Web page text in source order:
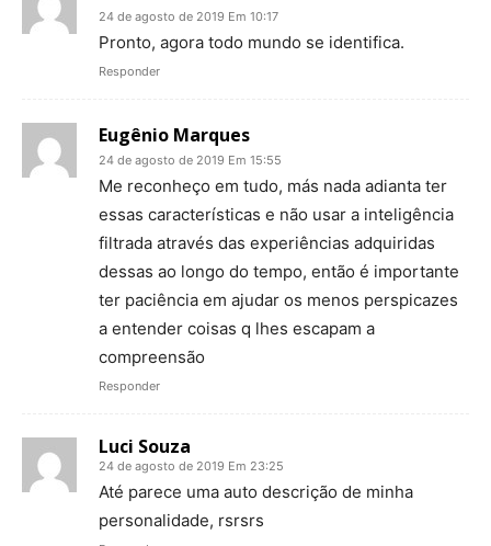
24 de agosto de 2019 Em 10:17
Pronto, agora todo mundo se identifica.
Responder
Eugênio Marques
24 de agosto de 2019 Em 15:55
Me reconheço em tudo, más nada adianta ter
essas características e não usar a inteligência
filtrada através das experiências adquiridas
dessas ao longo do tempo, então é importante
ter paciência em ajudar os menos perspicazes
a entender coisas q lhes escapam a
compreensão
Responder
Luci Souza
24 de agosto de 2019 Em 23:25
Até parece uma auto descrição de minha
personalidade, rsrsrs